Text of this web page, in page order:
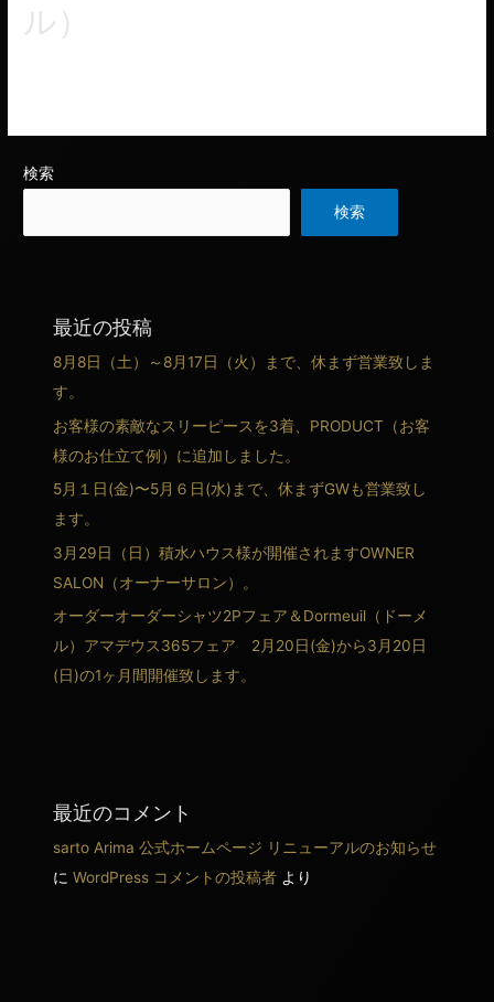
ル）
検索
検索
最近の投稿
8月8日（土）～8月17日（火）まで、休まず営業致しま
す。
お客様の素敵なスリーピースを3着、PRODUCT（お客
様のお仕立て例）に追加しました。
5月１日(金)〜5月６日(水)まで、休まずGWも営業致し
ます。
3月29日（日）積水ハウス様が開催されますOWNER
SALON（オーナーサロン）。
オーダーオーダーシャツ2Pフェア＆Dormeuil（ドーメ
ル）アマデウス365フェア 2月20日(金)から3月20日
(日)の1ヶ月間開催致します。
最近のコメント
sarto Arima 公式ホームページ リニューアルのお知らせ
にWordPress コメントの投稿者 より